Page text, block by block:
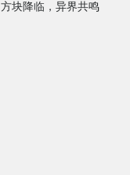
方块降临，异界共鸣